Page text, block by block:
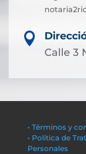

Calle 3
• Términos y
• Política de
Personales